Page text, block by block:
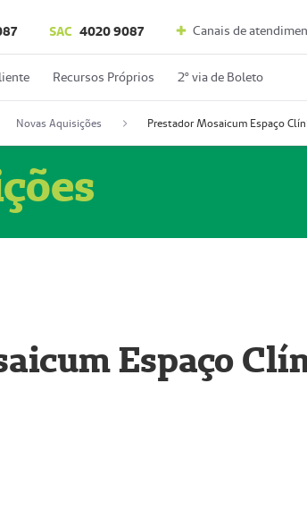
SAC 4020 9087 Canais de
Recursos Próprios 2º via de Boleto
Novas Aquisições
Espaço